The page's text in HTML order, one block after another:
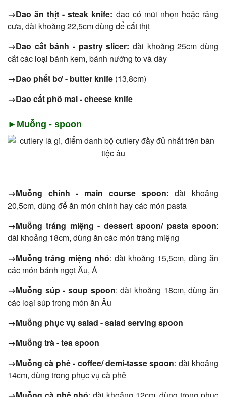
→Dao ăn thịt - steak knife: dao có mũi nhọn hoặc răng
cưa, dài khoảng 22,5cm dùng để cắt thịt
→Dao cắt bánh - pastry slicer: dài khoảng 25cm dùng
cắt các loại bánh kem, bánh nướng to và dày
→Dao phết bơ - butter knife (13,8cm)
→Dao cắt phô mai - cheese knife​
►Muỗng - spoon
→Muỗng chính - main course spoon: dài khoảng
20,5cm, dùng để ăn món chính hay các món pasta
→Muỗng tráng miệng - dessert spoon/ pasta spoon:
dài khoảng 18cm, dùng ăn các món tráng miệng
→Muỗng tráng miệng nhỏ: dài khoảng 15,5cm, dùng ăn
các món bánh ngọt Âu, Á
→Muỗng súp - soup spoon: dài khoảng 18cm, dùng ăn
các loại súp trong món ăn Âu
→Muỗng phục vụ salad - salad serving spoon
→Muỗng trà - tea spoon
→Muỗng cà phê - coffee/ demi-tasse spoon: dài khoảng
14cm, dùng trong phục vụ cà phê